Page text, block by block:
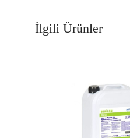
İlgili Ürünler